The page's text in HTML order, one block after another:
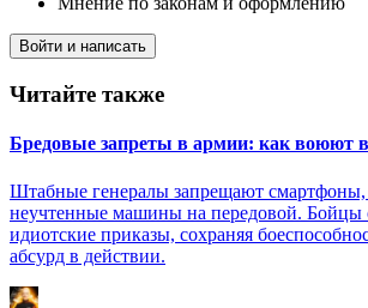
Войти и написать
Читайте также
Бредовые запреты в армии: как воюют
Штабные генералы запрещают
неучтенные машины на передовой. Бойцы
идиотские приказы, сохраняя
абсурд в действии.